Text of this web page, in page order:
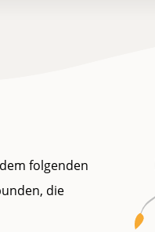
folgenden
die